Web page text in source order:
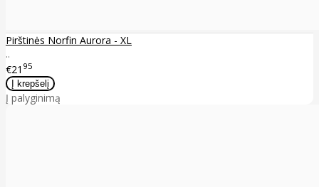
Pirštinės Norfin Aurora - XL
..
€21 95
Į palyginimą